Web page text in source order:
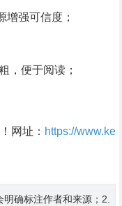
增强可信度；
，便于阅读；
网址： https://www.ke
确标注作者和来源；2.